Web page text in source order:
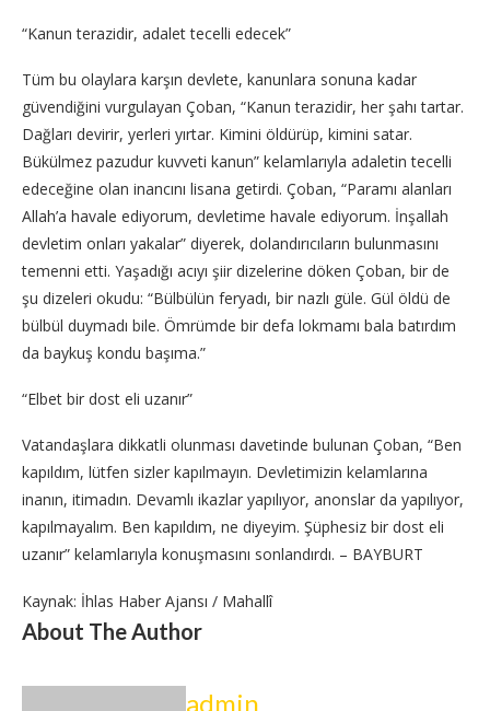
“Kanun terazidir, adalet tecelli edecek”
Tüm bu olaylara karşın devlete, kanunlara sonuna kadar
güvendiğini vurgulayan Çoban, “Kanun terazidir, her şahı tartar.
Dağları devirir, yerleri yırtar. Kimini öldürüp, kimini satar.
Bükülmez pazudur kuvveti kanun” kelamlarıyla adaletin tecelli
edeceğine olan inancını lisana getirdi. Çoban, “Paramı alanları
Allah’a havale ediyorum, devletime havale ediyorum. İnşallah
devletim onları yakalar” diyerek, dolandırıcıların bulunmasını
temenni etti. Yaşadığı acıyı şiir dizelerine döken Çoban, bir de
şu dizeleri okudu: “Bülbülün feryadı, bir nazlı güle. Gül öldü de
bülbül duymadı bile. Ömrümde bir defa lokmamı bala batırdım
da baykuş kondu başıma.”
“Elbet bir dost eli uzanır”
Vatandaşlara dikkatli olunması davetinde bulunan Çoban, “Ben
kapıldım, lütfen sizler kapılmayın. Devletimizin kelamlarına
inanın, itimadın. Devamlı ikazlar yapılıyor, anonslar da yapılıyor,
kapılmayalım. Ben kapıldım, ne diyeyim. Şüphesiz bir dost eli
uzanır” kelamlarıyla konuşmasını sonlandırdı. – BAYBURT
Kaynak: İhlas Haber Ajansı / Mahallî
About The Author
admin